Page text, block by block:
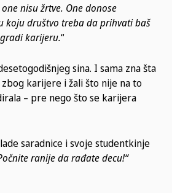
nisu žrtve. One donose
koju društvo treba da prihvati baš
karijeru.“
sina. I sama zna šta
zbog karijere i žali što nije na to
– pre nego što se karijera
saradnice i svoje studentkinje
ranije da rađate decu!“